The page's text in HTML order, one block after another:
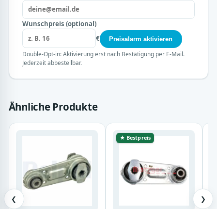
Wunschpreis (optional)
€
Preisalarm aktivieren
Double-Opt-in: Aktivierung erst nach Bestätigung per E-Mail.
Jederzeit abbestellbar.
Ähnliche Produkte
❮
★ Bestpreis
❯